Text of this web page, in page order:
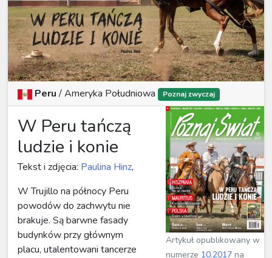
Peru/Ameryka Południowa Poznaj zwyczaj
W Peru tańczą
ludzie i konie
Tekst i zdjęcia: Paulina Hinz,
W Trujillo na północy Peru
powodów do zachwytu nie
brakuje. Są barwne fasady
budynków przy głównym
placu, utalentowani tancerze
Artykuł opublikowany w
numerze 10.2017 na